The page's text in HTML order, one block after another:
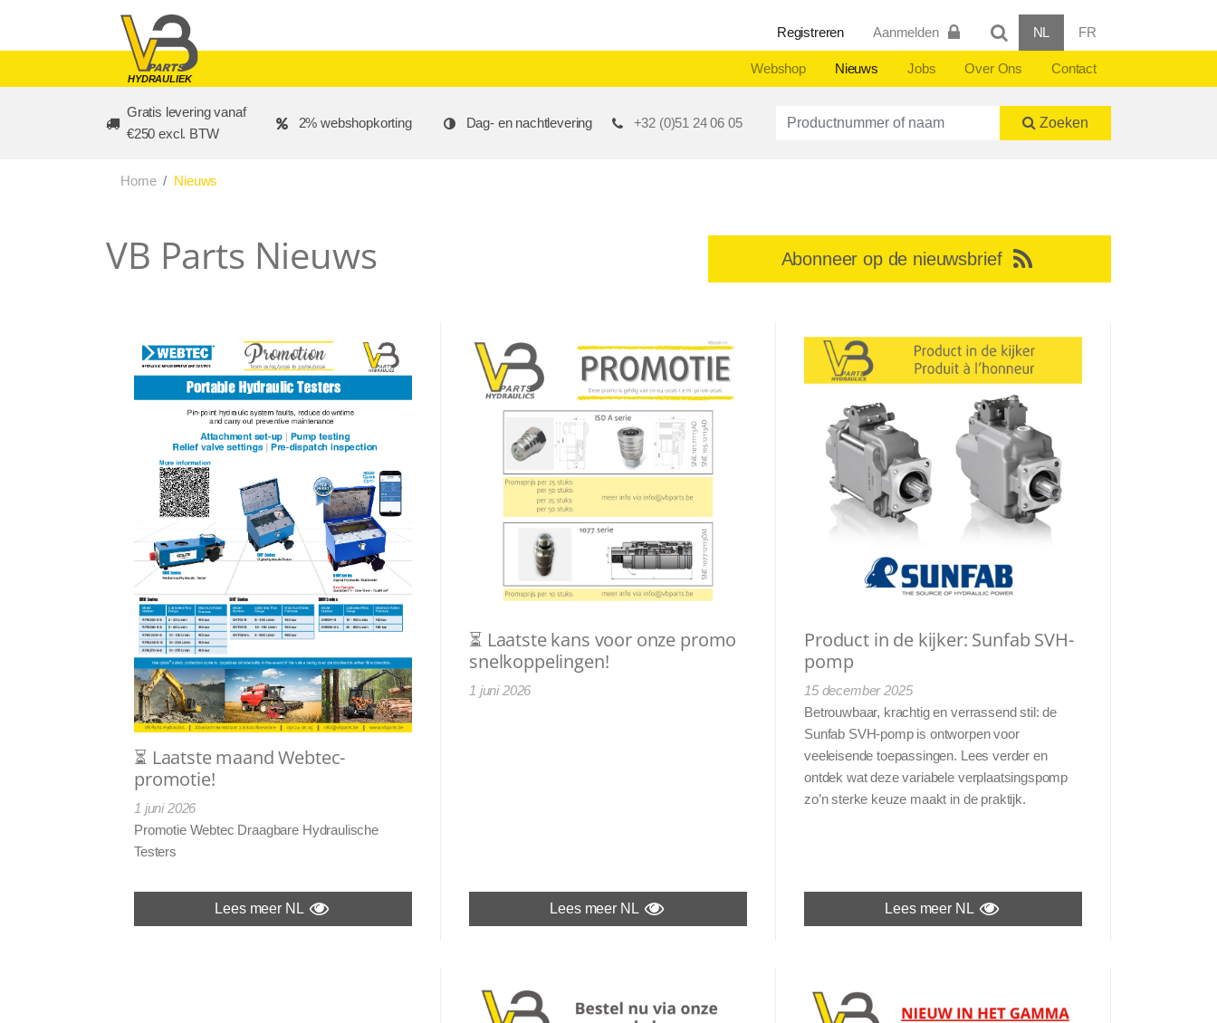
HYDRAULIEK
Registreren Aanmelden NL FR
Webshop Nieuws Jobs Over Ons Contact
Gratis levering vanaf
€250 excl. BTW
2% webshopkorting Dag- en nachtlevering +32 (0)51 24 06 05 Productnummer of naam Zoeken
Home Nieuws
VB Parts Nieuws Abonneer op de nieuwsbrief
⏳ Laatste maand Webtec-
promotie!
1 juni 2026
Promotie Webtec Draagbare Hydraulische
Testers
Lees meer NL
⏳ Laatste kans voor onze promo
snelkoppelingen!
1 juni 2026
Lees meer NL
Product in de kijker: Sunfab SVH-
pomp
15 december 2025
Betrouwbaar, krachtig en verrassend stil: de
Sunfab SVH-pomp is ontworpen voor
veeleisende toepassingen. Lees verder en
ontdek wat deze variabele verplaatsingspomp
zo’n sterke keuze maakt in de praktijk.
Lees meer NL